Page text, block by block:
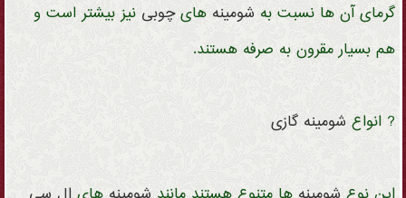
گرمای آن ها نسبت به شومینه هایچوبی نیز بیشتر است و
هم بسیار مقرون به صرفه هستند.
? انواع شومینه گازی